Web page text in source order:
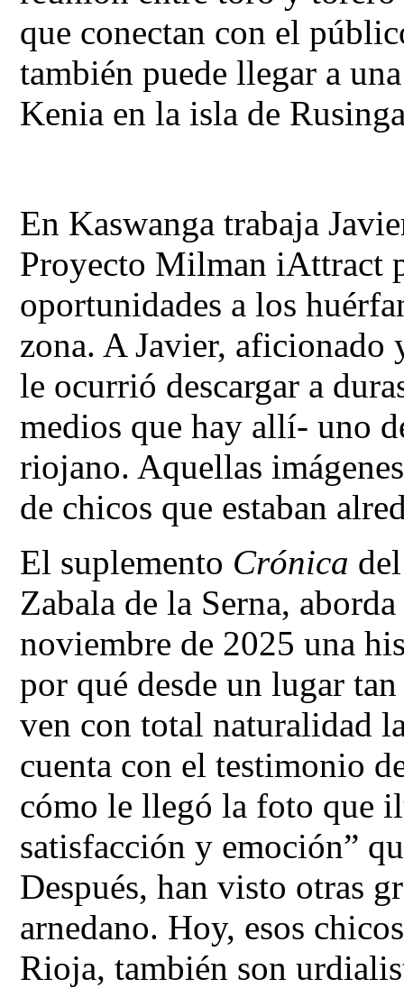
que conectan con el
también puede llegar a
Kenia en la isla de
En Kaswanga trabaja
Proyecto Milman iAttract
oportunidades a los
zona. A Javier, aficionado
le ocurrió descargar a
medios que hay allí- uno
riojano. Aquellas
de chicos que estaban
El suplemento Crónica
Zabala de la Serna,
noviembre de 2025 una
por qué desde un lugar
ven con total naturalidad
cuenta con el testimonio
cómo le llegó la foto que
satisfacción y emoción”
Después, han visto otras
arnedano. Hoy, esos
Rioja, también son